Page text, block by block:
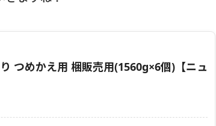
つめかえ用 梱販売用(1560g×6個)【ニュ